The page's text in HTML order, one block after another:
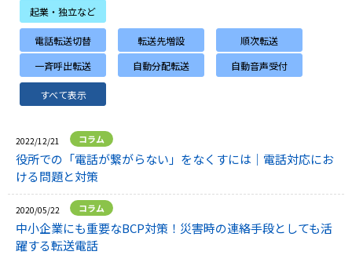
起業・独立など
電話転送切替 転送先増設
順次転送
一斉呼出転送
自動分配転送 自動音声受付
すべて表示
2022/12/21 コラム
役所での「電話が繋がらない」をなくすには｜ 電話対応にお
ける問題と対策
2020/05/22 コラム
中小企業にも重要なBCP対策！ 災害時の連絡手段としても活
躍する転送電話